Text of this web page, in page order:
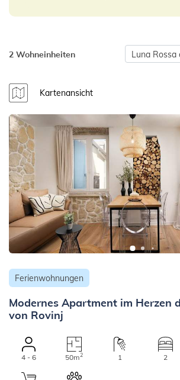
2 Wohneinheiten Luna
Kartenansicht
Ferienwohnungen
Modernes Apartment im Herzen
von Rovinj
4 - 6 50m2 1 2